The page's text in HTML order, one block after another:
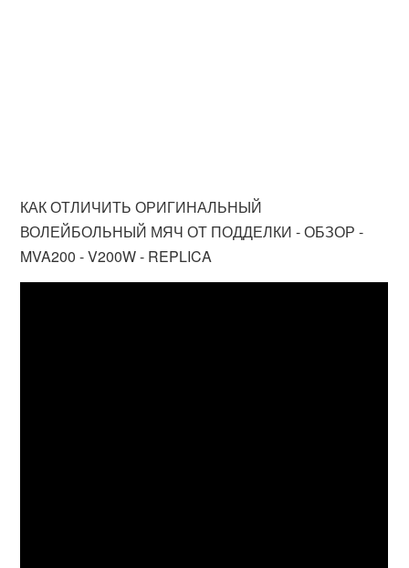
КАК ОТЛИЧИТЬ ОРИГИНАЛЬНЫЙ
ВОЛЕЙБОЛЬНЫЙ МЯЧ ОТ ПОДДЕЛКИ - ОБЗОР -
MVA200 - V200W - REPLICA